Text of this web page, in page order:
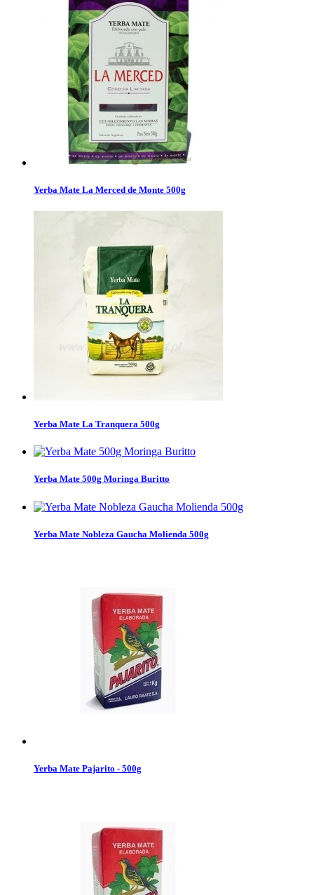
Yerba Mate La Merced de Monte 500g
Yerba Mate La Tranquera 500g
Yerba Mate 500g Moringa Buritto
Yerba Mate Nobleza Gaucha Molienda 500g
Yerba Mate Pajarito - 500g